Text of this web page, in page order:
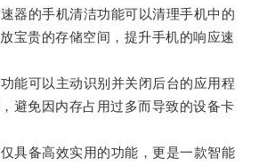
的手机清洁功能可以清理手机中的
宝贵的存储空间，提升手机的响应速
可以主动识别并关闭后台的应用程
避免因内存占用过多而导致的设备卡
备高效实用的功能，更是一款智能